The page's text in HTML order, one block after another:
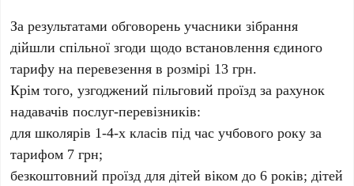
За результатами обговорень учасники зібрання
дійшли спільної згоди щодо встановлення єдиного
тарифу на перевезення в розмірі 13 грн.
Крім того, узгоджений пільговий проїзд за рахунок
надавачів послуг-перевізників:
для школярів 1-4-х класів під час учбового року за
тарифом 7 грн;
безкоштовний проїзд для дітей віком до 6 років; дітей